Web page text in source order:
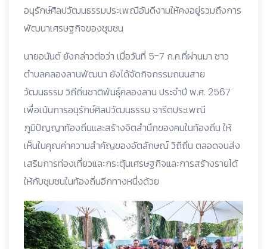
อนุรักษ์ศิลปวัฒนธรรมประเพณีอันดีงามให้คงอยู่รวมถึงการ
พัฒนาเศรษฐกิจของชุมชน
นายอนันต์ ยังกล่าวต่อว่า เมื่อวันที่ 5-7 ก.ค.ที่ผ่านมา ชาว
ตำบลคลองลานพัฒนา ยังได้จัดกิจกรรมถนนสาย
วัฒนธรรม วิถีถิ่นชาติพันธุ์คลองลาน ประจำปี พ.ศ. 2567
เพื่อเน้นการอนุรักษ์ศิลปวัฒนธรรม จารีตประเพณี
ภูมิปัญญาท้องถิ่นและสร้างจิตสำนึกของคนในท้องถิ่น ให้
เห็นในคุณค่าความสำคัญของอัตลักษณ์ วิถีถิ่น ตลอดจนส่ง
เสริมการท่องเที่ยวและกระตุ้นเศรษฐกิจและการสร้างรายได้
ให้กับชุมชนในท้องถิ่นอีกทางหนึ่งด้วย